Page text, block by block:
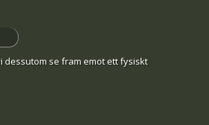
dessutom se fram emot ett fysiskt